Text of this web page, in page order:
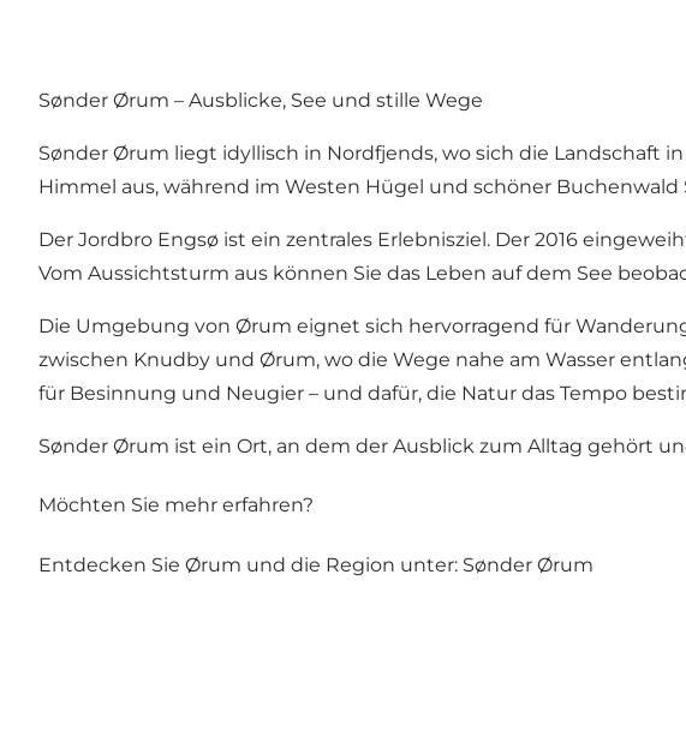
Sønder Ørum – Ausblicke, See und stille Wege
Sønder Ørum liegt idyllisch in Nordfjends, wo sich die Landschaft
Himmel aus, während im Westen Hügel und schöner
Der Jordbro Engsø ist ein zentrales Erlebnisziel. Der 2016
Vom Aussichtsturm aus können Sie das Leben auf dem See
Die Umgebung von Ørum eignet sich hervorragend für
zwischen Knudby und Ørum, wo die Wege nahe am Wasser
für Besinnung und Neugier – und dafür, die Natur das Tempo
Sønder Ørum ist ein Ort, an dem der Ausblick zum Alltag gehört
Möchten Sie mehr erfahren?
Entdecken Sie Ørum und die Region unter: Sønder Ørum